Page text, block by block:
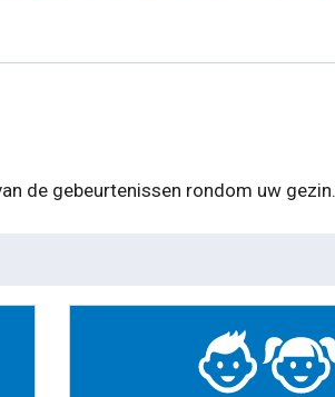
de gebeurtenissen rondom uw gezin.